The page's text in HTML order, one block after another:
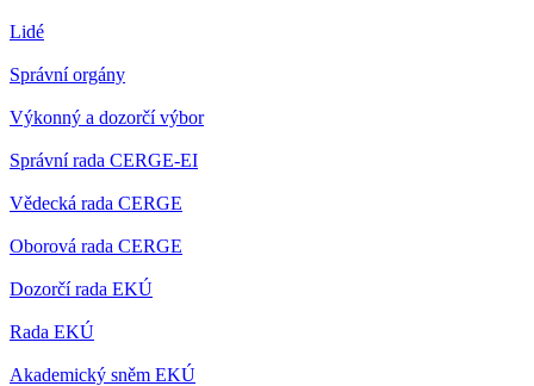
Lidé
Správní orgány
Výkonný a dozorčí výbor
Správní rada CERGE-EI
Vědecká rada CERGE
Oborová rada CERGE
Dozorčí rada EKÚ
Rada EKÚ
Akademický sněm EKÚ